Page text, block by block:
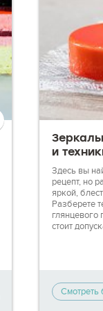
и
Здесь вы
рецепт, но
яркой,
Разберете
стоит
Смотреть